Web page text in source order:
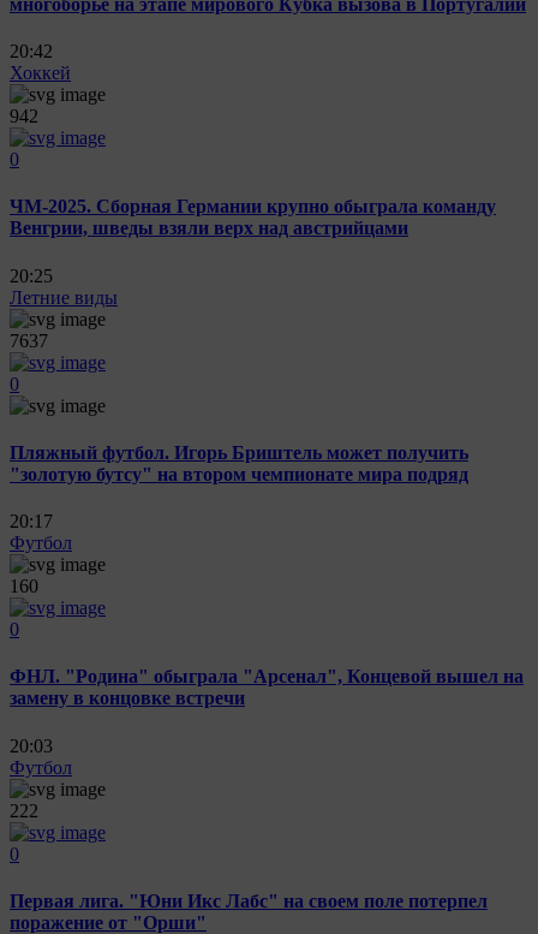
20:42
Хоккей
942
0
ЧМ-2025. Сборная Германии крупно обыграла команду
Венгрии, шведы взяли верх над австрийцами
20:25
Летние виды
7637
0
Пляжный футбол. Игорь Бриштель может получить
"золотую бутсу" на втором чемпионате мира подряд
20:17
Футбол
160
0
ФНЛ. "Родина" обыграла "Арсенал", Концевой вышел на
замену в концовке встречи
20:03
Футбол
222
0
Первая лига. "Юни Икс Лабс" на своем поле потерпел
поражение от "Орши"